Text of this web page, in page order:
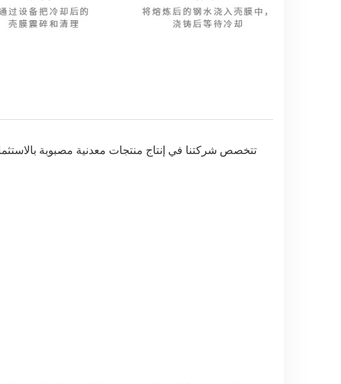
تتخصص شركتنا في إنتاج منتجات معدنية مصبوبة